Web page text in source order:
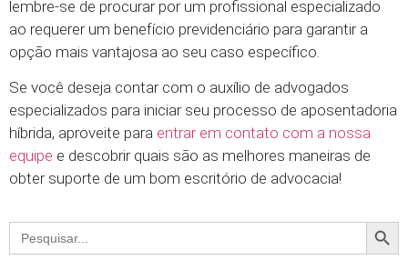
lembre-se de procurar por um profissional especializado
ao requerer um benefício previdenciário para garantir a
opção mais vantajosa ao seu caso específico.
Se você deseja contar com o auxílio de advogados
especializados para iniciar seu processo de aposentadoria
híbrida, aproveite para entrar em contato com a nossa
equipe e descobrir quais são as melhores maneiras de
obter suporte de um bom escritório de advocacia!
Search
for: